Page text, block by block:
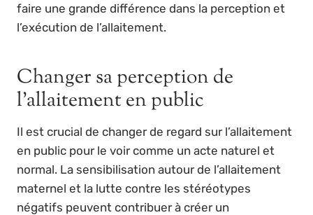
faire une grande différence dans la perception et
l’exécution de l’allaitement.
Changer sa perception de
l’allaitement en public
Il est crucial de changer de regard sur l’allaitement
en public pour le voir comme un acte naturel et
normal. La sensibilisation autour de l’allaitement
maternel et la lutte contre les stéréotypes
négatifs peuvent contribuer à créer un